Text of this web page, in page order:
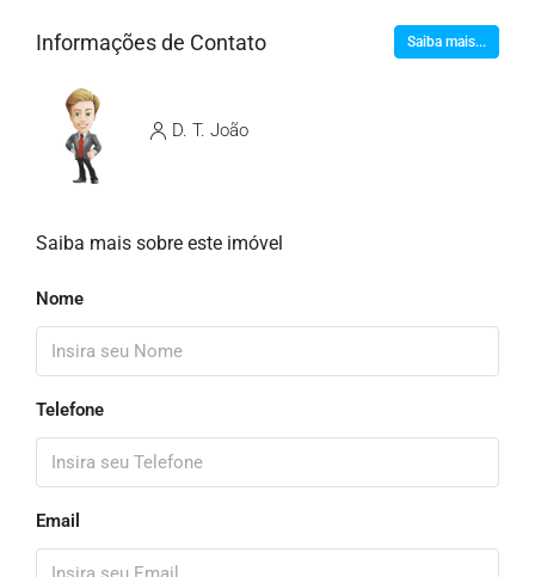
Informações de Contato Saiba mais...
D. T. João
Saiba mais sobre este imóvel
Nome
Telefone
Email